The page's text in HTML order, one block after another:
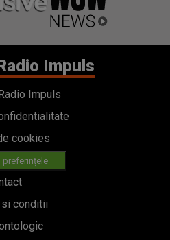
Impuls
Impuls
cookies
preferințele
conditii